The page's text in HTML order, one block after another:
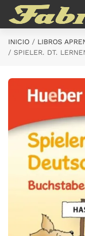
Saltar al contenido
INICIO
LIBROS
SPIELER. DT.